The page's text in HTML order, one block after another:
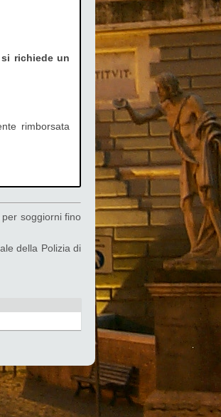
richiede un
rimborsata
soggiorni fino
della Polizia di